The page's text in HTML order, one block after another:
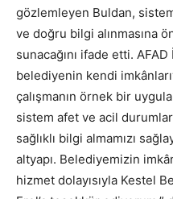
gözlemleyen Buldan,
ve doğru bilgi alınmasına
sunacağını ifade etti.
belediyenin kendi
çalışmanın örnek bir
sistem afet ve acil
sağlıklı bilgi almamızı
altyapı. Belediyemizin
hizmet dolayısıyla Kestel